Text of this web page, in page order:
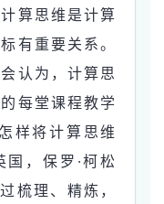
算思维是计算
有重要关系。
认为，计算思
每堂课程教学
样将计算思维
，保罗·柯松
梳理、精炼，